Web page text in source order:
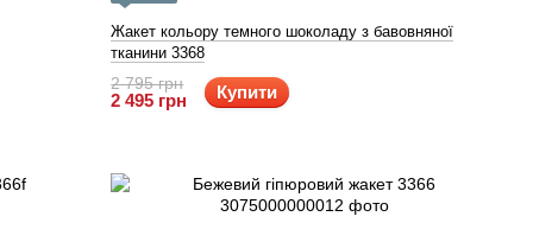
Жакет кольору темного шоколаду з бавовняної
тканини 3368
2 795 грн
2 495 грн Купити